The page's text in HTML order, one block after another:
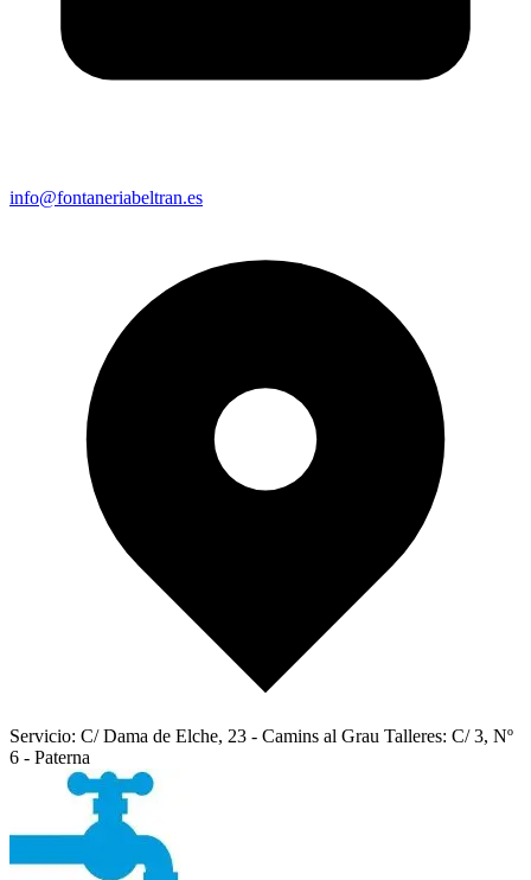
info@fontaneriabeltran.es
Servicio: C/ Dama de Elche, 23 - Camins al Grau Talleres: C/ 3, Nº
6 - Paterna